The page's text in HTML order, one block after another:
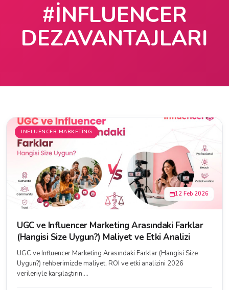
#INFLUENCER
DEZAVANTAJLARI
INFLUENCER MARKETING
12 Feb 2026
UGC ve Influencer Marketing Arasındaki Farklar
(Hangisi Size Uygun?) Maliyet ve Etki Analizi
UGC ve Influencer Marketing Arasındaki Farklar (Hangisi Size
Uygun?) rehberimizde maliyet, ROI ve etki analizini 2026
verileriyle karşılaştırın....